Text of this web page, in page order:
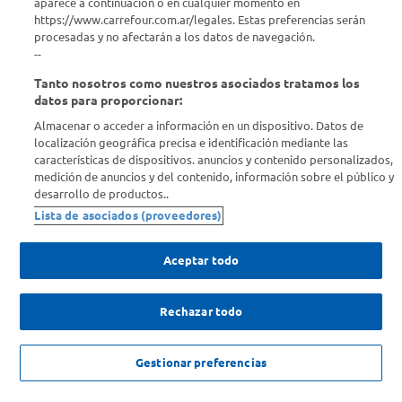
Comprá Online
Enterate de nuestras ofertas
que nadie.
Provincia
ENVIAR
SOLICITUD DE ARREPENTIMIENTO
Copyright 2026 ©Carrefour. Todos los derechos reservados |
Condiciones del Servicio| Defensa de las y los Consumidores para
https://www.carrefour.com.ar/legales. Estas preferencias serán
procesadas y no afectarán a los datos de navegación.
--
Tanto nosotros como nuestros asociados tratamos los
datos para proporcionar:
Almacenar o acceder a información en un dispositivo. Datos de
localización geográfica precisa e identificación mediante las
características de dispositivos. anuncios y contenido personalizados,
medición de anuncios y del contenido, información sobre el público y
desarrollo de productos..
Lista de asociados (proveedores)
Aceptar todo
Rechazar todo
Gestionar preferencias